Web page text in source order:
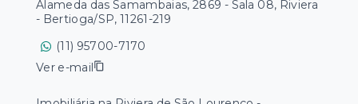
Alameda das Samambaias, 2869 - Sala 08, Riviera
- Bertioga/SP, 11261-219
(11) 95700-7170
Ver e-mail